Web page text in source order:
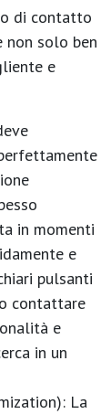
di contatto
non solo ben
e
in momenti
e
pulsanti
contattare
e
in un
La